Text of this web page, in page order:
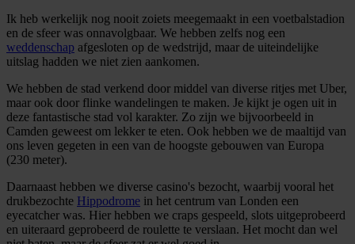
Ik heb werkelijk nog nooit zoiets meegemaakt in een voetbalstadion
en de sfeer was onnavolgbaar. We hebben zelfs nog een
weddenschap afgesloten op de wedstrijd, maar de uiteindelijke
uitslag hadden we niet zien aankomen.
We hebben de stad verkend door middel van diverse ritjes met Uber,
maar ook door flinke wandelingen te maken. Je kijkt je ogen uit in
deze fantastische stad vol karakter. Zo zijn we bijvoorbeeld in
Camden geweest om lekker te eten. Ook hebben we de maaltijd van
ons leven gegeten in een van de hoogste gebouwen van Europa
(230 meter).
Daarnaast hebben we diverse casino's bezocht, waarbij vooral het
drukbezochte Hippodrome in het centrum van Londen een
eyecatcher was. Hier hebben we craps gespeeld, slots uitgeprobeerd
en uiteraard geprobeerd de roulette te verslaan. Het mocht dan wel